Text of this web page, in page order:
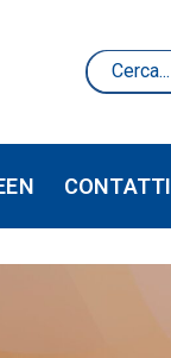
CONTATTI